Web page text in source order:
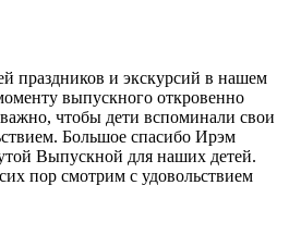
праздников и экскурсий в нашем
выпускного откровенно
важно, чтобы дети вспоминали свои
Большое спасибо Ирэм
Выпускной для наших детей.
пор смотрим с удовольствием